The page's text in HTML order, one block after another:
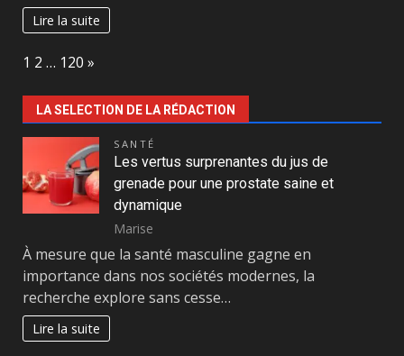
Lire la suite
Page:
1 2 … 120 Next
»
LA SELECTION DE LA RÉDACTION
SANTÉ
Les vertus surprenantes du jus de
grenade pour une prostate saine et
dynamique
Marise
À mesure que la santé masculine gagne en
importance dans nos sociétés modernes, la
recherche explore sans cesse…
Lire la suite